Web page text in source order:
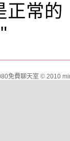
常的
免費聊天室 © 2010